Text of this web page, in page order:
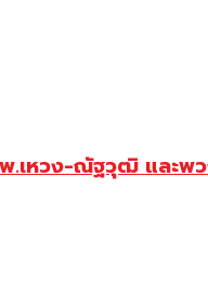
.เหวง-ณัฐวุฒิ และพว